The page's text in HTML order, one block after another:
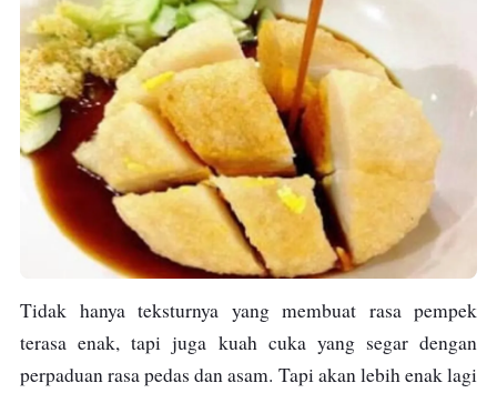
Tidak hanya teksturnya yang membuat rasa pempek
terasa enak, tapi juga kuah cuka yang segar dengan
perpaduan rasa pedas dan asam. Tapi akan lebih enak lagi